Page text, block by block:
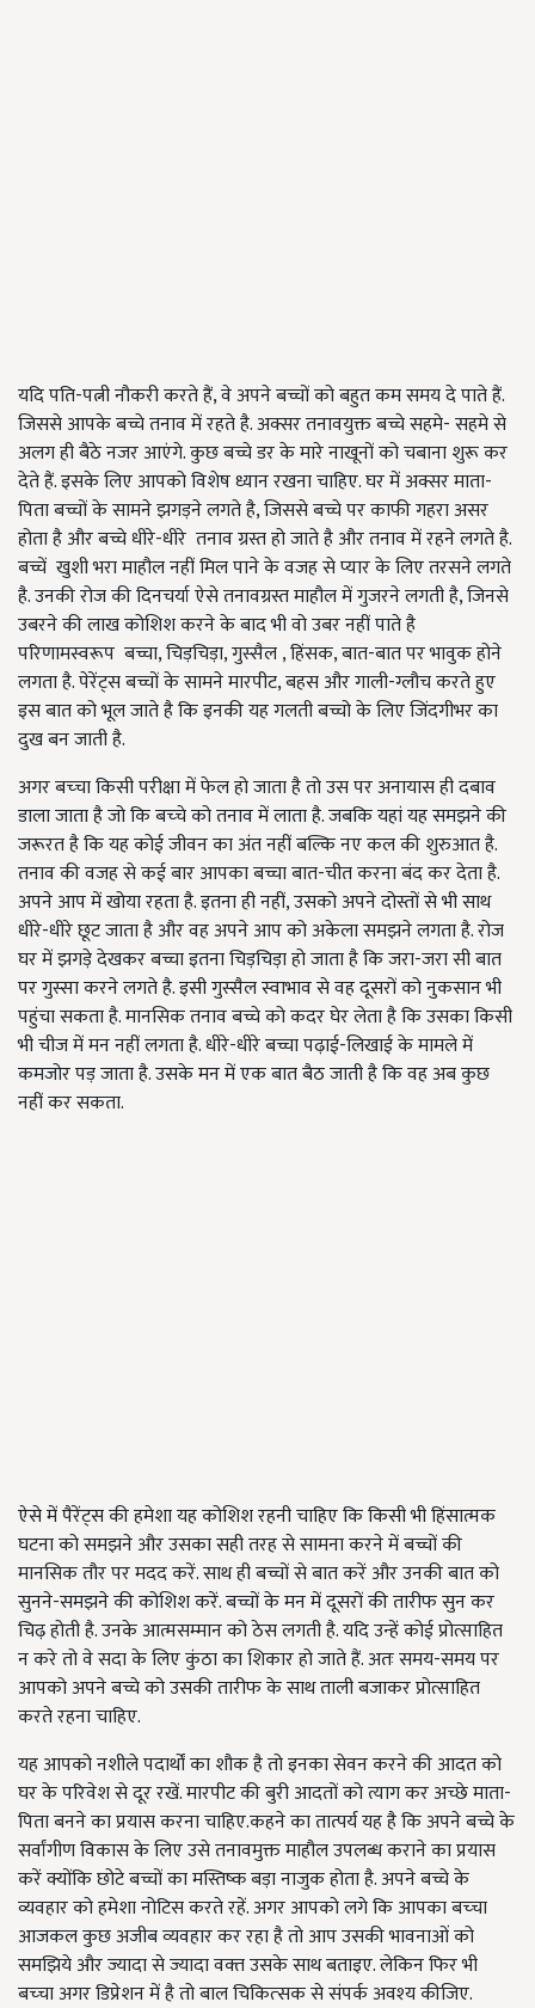
यदि पति-पत्नी नौकरी करते हैं, वे अपने बच्चों को बहुत कम समय दे पाते हैं.
जिससे आपके बच्चे तनाव में रहते है. अक्सर तनावयुक्त बच्चे सहमे- सहमे से
अलग ही बैठे नजर आएंगे. कुछ बच्चे डर के मारे नाखूनों को चबाना शुरू कर
देते हैं. इसके लिए आपको विशेष ध्यान रखना चाहिए. घर में अक्सर माता-
पिता बच्चों के सामने झगड़ने लगते है, जिससे बच्चे पर काफी गहरा असर
होता है और बच्चे धीरे-धीरे तनाव ग्रस्त हो जाते है और तनाव में रहने लगते है.
बच्चें खुशी भरा माहौल नहीं मिल पाने के वजह से प्यार के लिए तरसने लगते
है. उनकी रोज की दिनचर्या ऐसे तनावग्रस्त माहौल में गुजरने लगती है, जिनसे
उबरने की लाख कोशिश करने के बाद भी वो उबर नहीं पाते है
परिणामस्वरूप बच्चा, चिड़चिड़ा, गुस्सैल , हिंसक, बात-बात पर भावुक होने
लगता है. पेरेंट्स बच्चों के सामने मारपीट, बहस और गाली-ग्लौच करते हुए
इस बात को भूल जाते है कि इनकी यह गलती बच्चो के लिए जिंदगीभर का
दुख बन जाती है.
अगर बच्‍चा किसी परीक्षा में फेल हो जाता है तो उस पर अनायास ही दबाव
डाला जाता है जो कि बच्‍चे को तनाव में लाता है. ज‍बकि यहां यह समझने की
जरूरत है कि यह कोई जीवन का अंत नहीं बल्कि नए कल की शुरुआत है.
तनाव की वजह से कई बार आपका बच्चा बात-चीत करना बंद कर देता है.
अपने आप में खोया रहता है. इतना ही नहीं, उसको अपने दोस्तों से भी साथ
धीरे-धीरे छूट जाता है और वह अपने आप को अकेला समझने लगता है. रोज
घर में झगड़े देखकर बच्चा इतना चिड़चिड़ा हो जाता है कि जरा-जरा सी बात
पर गुस्सा करने लगते है. इसी गुस्सैल स्वाभाव से वह दूसरों को नुकसान भी
पहुंचा सकता है. मानसिक तनाव बच्चे को कदर घेर लेता है कि उसका किसी
भी चीज में मन नहीं लगता है. धीरे-धीरे बच्चा पढ़ाई-लिखाई के मामले में
कमजोर पड़ जाता है. उसके मन में एक बात बैठ जाती है कि वह अब कुछ
नहीं कर सकता.
ऐसे में पैरेंट्स की हमेशा यह कोशिश रहनी चाहिए कि किसी भी हिंसात्मक
घटना को समझने और उसका सही तरह से सामना करने में बच्चों की
मानसिक तौर पर मदद करें. साथ ही बच्चों से बात करें और उनकी बात को
सुनने-समझने की कोशिश करें. बच्चों के मन में दूसरों की तारीफ सुन कर
चिढ़ होती है. उनके आत्मसम्मान को ठेस लगती है. यदि उन्हें कोई प्रोत्साहित
न करे तो वे सदा के लिए कुंठा का शिकार हो जाते हैं. अतः समय-समय पर
आपको अपने बच्चे को उसकी तारीफ के साथ ताली बजाकर प्रोत्साहित
करते रहना चाहिए.
यह आपको नशीले पदार्थों का शौक है तो इनका सेवन करने की आदत को
घर के परिवेश से दूर रखें. मारपीट की बुरी आदतों को त्याग कर अच्छे माता-
पिता बनने का प्रयास करना चाहिए.कहने का तात्पर्य यह है कि अपने बच्चे के
सर्वांगीण विकास के लिए उसे तनावमुक्त माहौल उपलब्ध कराने का प्रयास
करें क्योंकि छोटे बच्चों का मस्तिष्क बड़ा नाजुक होता है. अपने बच्चे के
व्यवहार को हमेशा नोटिस करते रहें. अगर आपको लगे कि आपका बच्‍चा
आजकल कुछ अजीब व्‍यवहार कर रहा है तो आप उसकी भावनाओं को
समझिये और ज्‍यादा से ज्‍यादा वक्‍त उसके साथ बताइए. लेकिन फिर भी
बच्‍चा अगर डिप्रेशन में है तो बाल चिकित्‍सक से संपर्क अवश्‍य कीजिए.